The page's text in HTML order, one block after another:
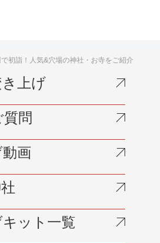
初詣！人気&穴場の神社・お寺をご紹介
上げ
問
画
ット一覧